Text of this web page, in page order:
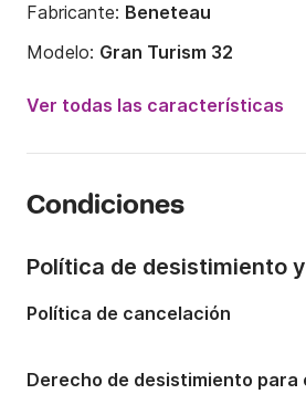
Fabricante: Beneteau
Modelo: Gran Turism 32
460CV
Capacidad a bordo:
Ver todas las características
Condiciones
Política de desistimiento
Política de cancelación
Derecho de desistimiento para